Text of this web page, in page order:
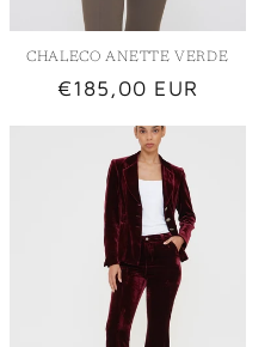
CHALECO ANETTE VERDE
Precio
€185,00 EUR